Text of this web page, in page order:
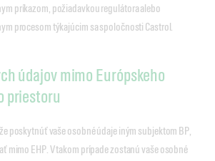
príkazom, požiadavkou regulátora alebo
procesom týkajúcim sa spoločnosti Castrol.
údajov mimo Európskeho
priestoru
poskytnúť vaše osobné údaje iným subjektom BP,
mimo EHP. V takom prípade zostanú vaše osobné